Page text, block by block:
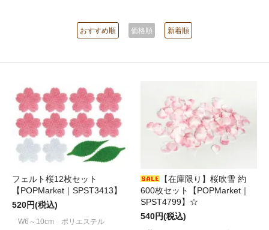
おすすめ順 価格順 新着順
フェルト桜12枚セット
【POPMarket｜SPST3413】
520円(税込)
W6～10cm ポリエステル
【在庫限り】桜吹雪 約
600枚セット【POPMarket｜
SPST4799】☆
540円(税込)